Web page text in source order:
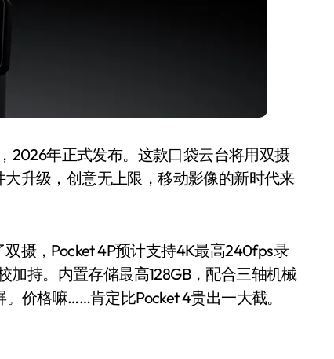
，情怀拉满
换数”了？
？
2026年正式发布。这款口袋云台将用双摄
升级，创意无上限，移动影像的新时代来
摄，Pocket 4P预计支持4K最高240fps录
持。内置存储最高128GB，配合三轴机械
价格嘛……肯定比Pocket 4贵出一大截。